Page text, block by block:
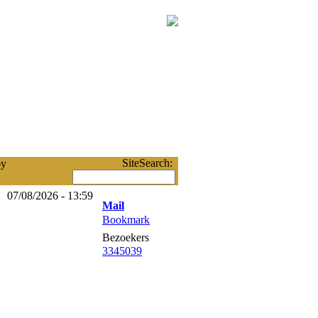
SiteSearch:
07/08/2026 - 13:59
Mail
Bookmark
Bezoekers
3345039